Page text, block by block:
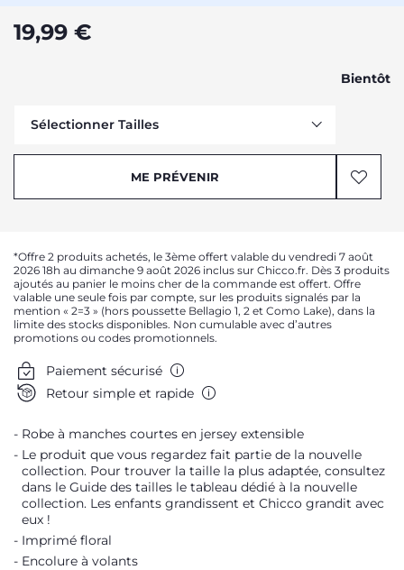
19,99 €
Bientôt
Sélectionner Tailles
Me prévenir
Me prévenir
Me prévenir
Me prévenir
ME PRÉVENIR
*Offre 2 produits achetés, le 3ème offert valable du vendredi 7 août
2026 18h au dimanche 9 août 2026 inclus sur Chicco.fr. Dès 3 produits
ajoutés au panier le moins cher de la commande est offert. Offre
valable une seule fois par compte, sur les produits signalés par la
mention « 2=3 » (hors poussette Bellagio 1, 2 et Como Lake), dans la
limite des stocks disponibles. Non cumulable avec d’autres
promotions ou codes promotionnels.
Paiement sécurisé
Retour simple et rapide
Robe à manches courtes en jersey extensible
Le produit que vous regardez fait partie de la nouvelle
collection. Pour trouver la taille la plus adaptée, consultez
dans le Guide des tailles le tableau dédié à la nouvelle
collection. Les enfants grandissent et Chicco grandit avec
eux !
Imprimé floral
Encolure à volants